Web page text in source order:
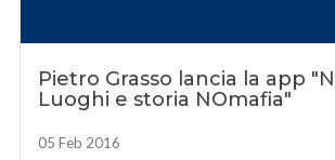
Pietro Grasso lancia la app
Luoghi e storia NOmafia"
05 Feb 2016